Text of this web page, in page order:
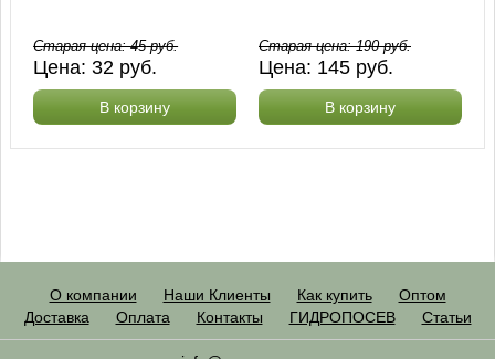
Старая цена:45руб.
Цена:32 руб.
В корзину
Старая цена:190руб.
Цена: 145 руб.
В корзину
О компании Наши Клиенты Как купить
Оптом
Доставка
Оплата Контакты ГИДРОПОСЕВ Статьи